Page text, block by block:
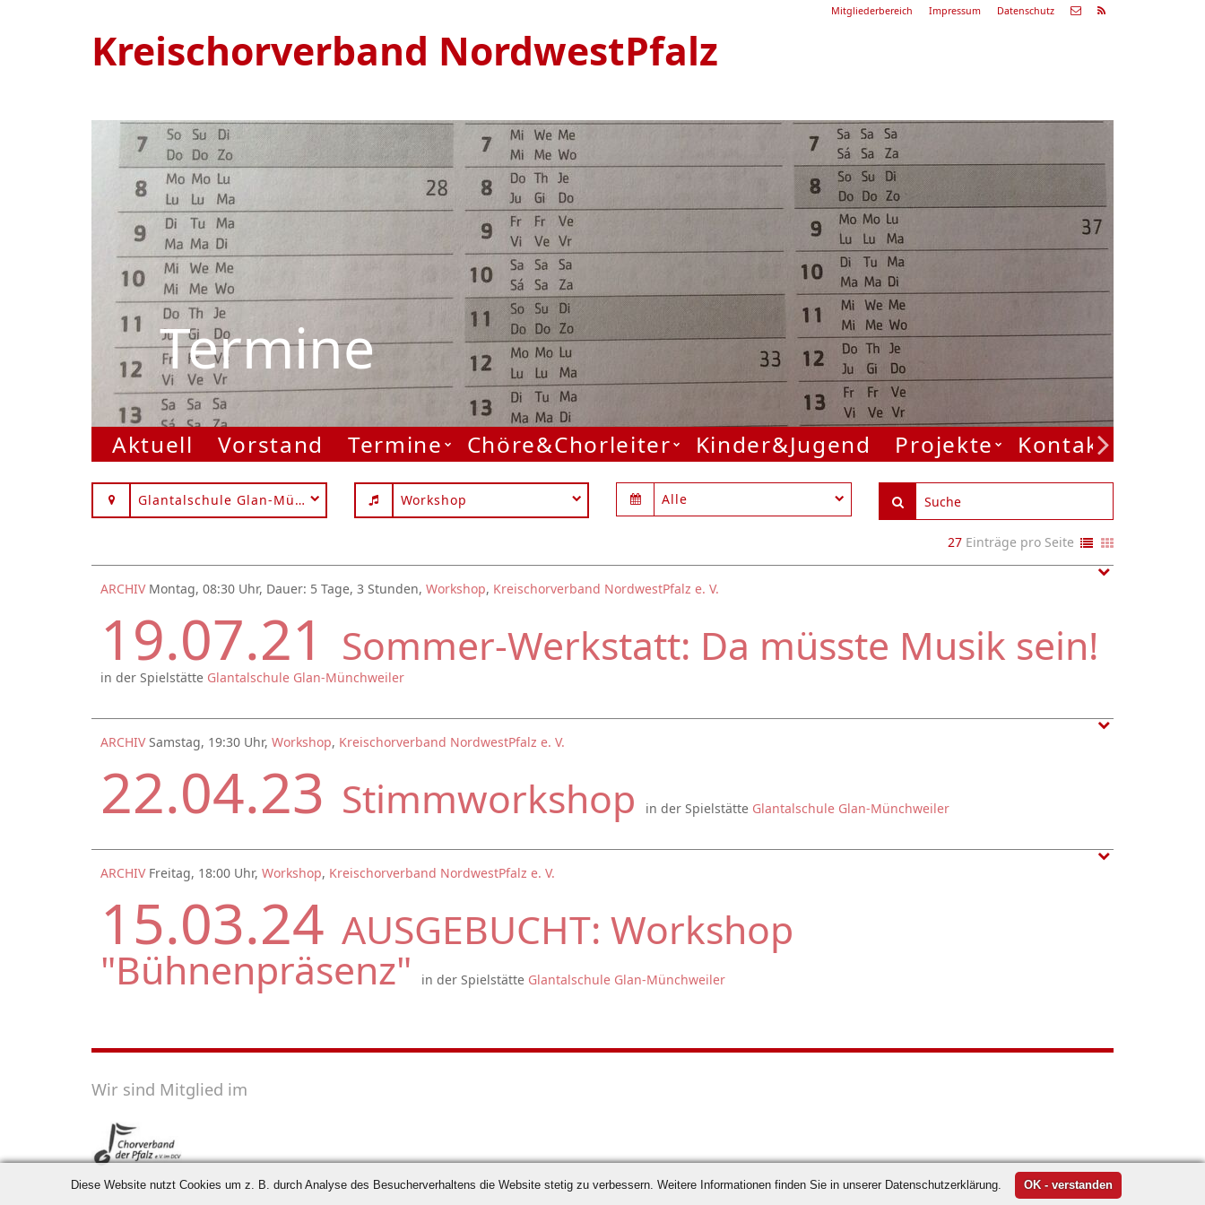
Mitgliederbereich Impressum Datenschutz
Kreischorverband NordwestPfalz
Termine
Veranstaltung
29.08.26
Sommerkonzert
19:00 Uhr
Zum Konzert
Aktuell Vorstand Termine Chöre&Chorleiter Kinder&Jugend Projekte Kontakt
Glantalschule Glan-Münchweiler Workshop Alle
27 Einträge pro Seite
ARCHIV Montag, 08:30 Uhr, Dauer: 5 Tage, 3 Stunden, Workshop, Kreischorverband NordwestPfalz e. V.
19.07.21 Sommer-Werkstatt: Da müsste Musik sein!
in der Spielstätte Glantalschule Glan-Münchweiler
ARCHIV Samstag, 19:30 Uhr, Workshop, Kreischorverband NordwestPfalz e. V.
22.04.23 Stimmworkshop in der Spielstätte Glantalschule Glan-Münchweiler
ARCHIV Freitag, 18:00 Uhr, Workshop, Kreischorverband NordwestPfalz e. V.
15.03.24 AUSGEBUCHT: Workshop
"Bühnenpräsenz" in der Spielstätte Glantalschule Glan-Münchweiler
Wir sind Mitglied im
Diese Website nutzt Cookies um z. B. durch Analyse des Besucherverhaltens die Website stetig zu verbessern. Weitere Informationen finden Sie in unserer Datenschutzerklärung.